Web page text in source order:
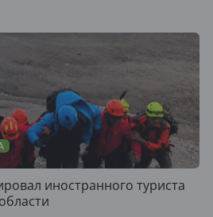
иностранного туриста